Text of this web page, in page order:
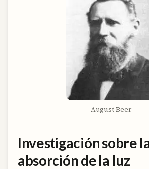
August Beer
Investigación sobre la
absorción de la luz